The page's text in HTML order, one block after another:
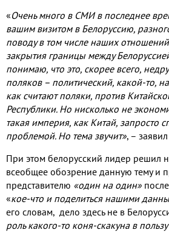
«Очень много в СМИ в последнее
вашим визитом в Белоруссию,
поводу в том числе наших
закрытия границы между
понимаю, что это, скорее всего,
поляков – политический, какой-то,
как считают поляки, против
Республики. Но нисколько не
такая империя, как Китай, запросто
проблемой. Но тема звучит», –
При этом белорусский лидер решил
всеобщее обозрение данную тему и
представителю «один на один»
«кое-что и поделиться нашими
его словам, дело здесь не в
роль какого-то коня-скакуна в